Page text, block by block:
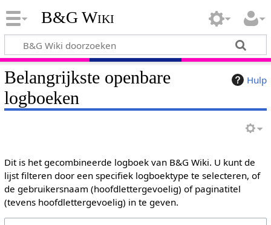
B&G Wiki
Hulp
Belangrijkste openbare
logboeken
Dit is het gecombineerde logboek van B&G Wiki. U kunt de
lijst filteren door een specifiek logboektype te selecteren, of
de gebruikersnaam (hoofdlettergevoelig) of paginatitel
(tevens hoofdlettergevoelig) in te geven.